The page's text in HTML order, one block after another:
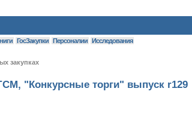
ГосЗакупки Персоналии Исследования
закупках
"Конкурсные торги" выпуск r129